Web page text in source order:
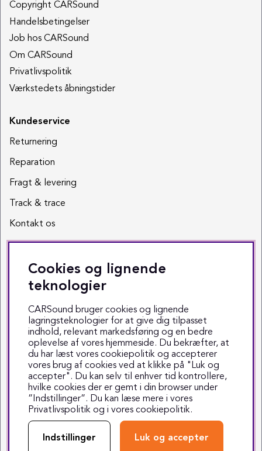
Copyright CARSound
Handelsbetingelser
Job hos CARSound
Om CARSound
Privatlivspolitik
Værkstedets åbningstider
Kundeservice
Returnering
Reparation
Fragt & levering
Track & trace
Kontakt os
Sociale medier
Facebook
Instagram
Youtube
TikTok
Copyright © 1999-2025 CARSound
Middelfartvej 3 - 5000 Odense C - Tlf. 70 70 70 47
Cookies og lignende
teknologier
CARSound bruger cookies og lignende
lagringsteknologier for at give dig tilpasset
indhold, relevant markedsføring og en bedre
oplevelse af vores hjemmeside. Du bekræfter, at
du har læst vores cookiepolitik og accepterer
vores brug af cookies ved at klikke på "Luk og
accepter". Du kan selv til enhver tid kontrollere,
hvilke cookies der er gemt i din browser under
”Indstillinger”. Du kan læse mere i vores
Privatlivspolitik og i vores cookiepolitik.
Indstillinger Luk og accepter